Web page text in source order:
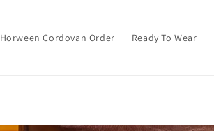
Horween Cordovan Order Ready To Wear